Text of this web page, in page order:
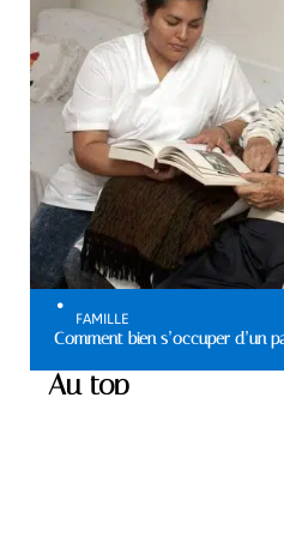
FAMILLE
Comment bien s’occuper d’un
Au top